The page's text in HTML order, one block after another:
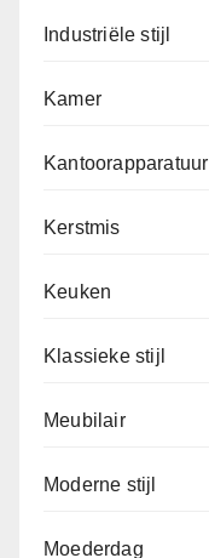
Industriële stijl
Kamer
Kantoorapparatuur
Kerstmis
Keuken
Klassieke stijl
Meubilair
Moderne stijl
Moederdag